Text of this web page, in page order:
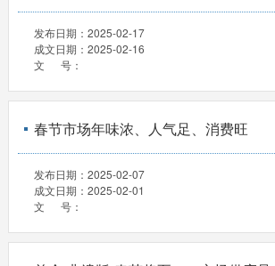
发布日期： 2025-02-17
成文日期： 2025-02-16
文 号：
春节市场年味浓、人气足、消费旺
发布日期： 2025-02-07
成文日期： 2025-02-01
文 号：